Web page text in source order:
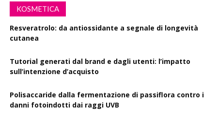
KOSMETICA
Resveratrolo: da antiossidante a segnale di longevità
cutanea
Tutorial generati dal brand e dagli utenti: l’impatto
sull’intenzione d’acquisto
Polisaccaride dalla fermentazione di passiflora contro i
danni fotoindotti dai raggi UVB